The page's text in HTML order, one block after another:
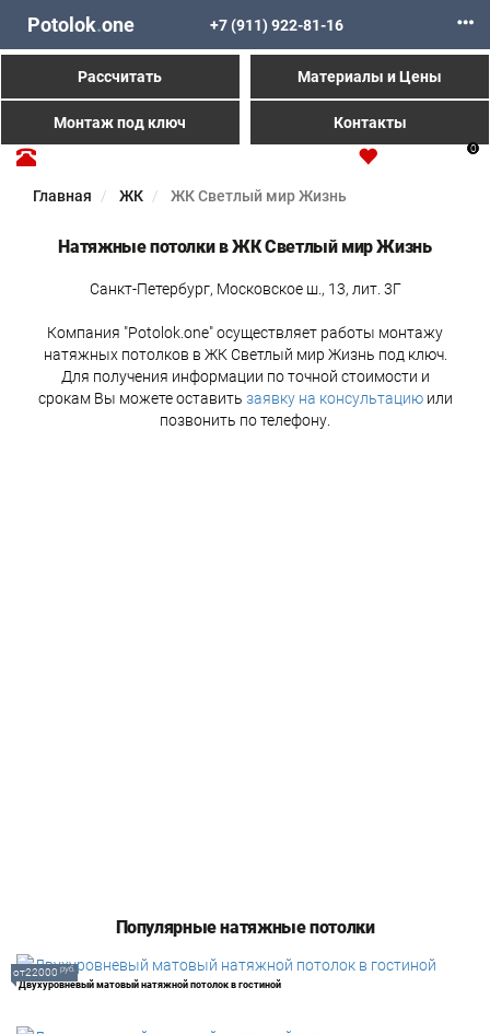
Potolok.one +7 (911) 922-81-16
Рассчитать Материалы и Цены
Монтаж под ключ Контакты
0
Главная ЖК ЖК Светлый мир Жизнь
Натяжные потолки в ЖК Светлый мир Жизнь
Санкт-Петербург, Московское ш., 13, лит. 3Г
Компания "Potolok.one" осуществляет работы монтажу
натяжных потолков в ЖК Светлый мир Жизнь под ключ.
Для получения информации по точной стоимости и
срокам Вы можете оставить заявку на консультациюили
позвонить по телефону.
Популярные натяжные потолки
Двухуровневый матовый натяжной потолок в гостиной
от22000 руб.